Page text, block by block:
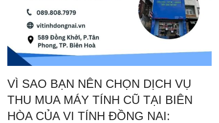
VÌ SAO BẠN NÊN CHỌN DỊCH VỤ
THU MUA MÁY TÍNH CŨ TẠI BIÊN
HÒA CỦA VI TÍNH ĐỒNG NAI: